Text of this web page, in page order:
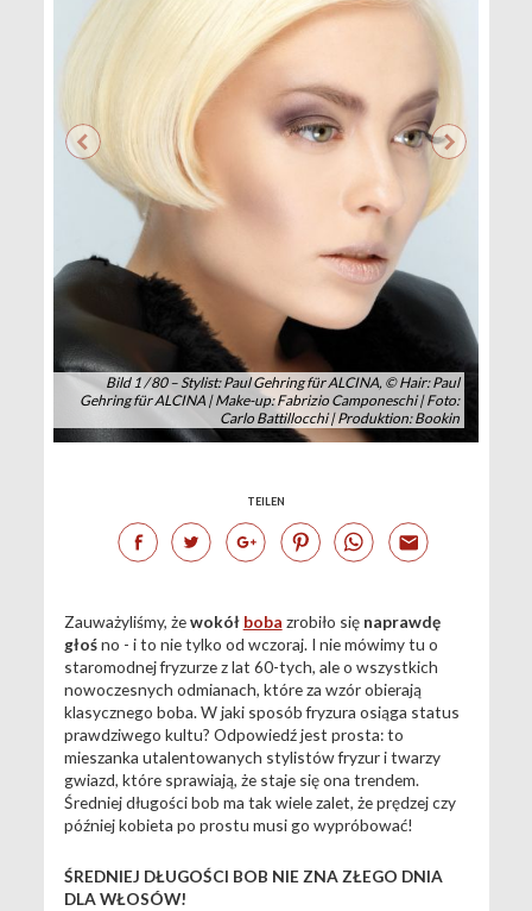
Bild 1 / 80 – Stylist: Paul Gehring für ALCINA, © Hair: Paul
Gehring für ALCINA | Make-up: Fabrizio Camponeschi | Foto:
Carlo Battillocchi | Produktion: Bookin
TEILEN
Zauważyliśmy, żewokół boba zrobiło się naprawdę
głośno - i to nie tylko od wczoraj. I nie mówimy tu o
staromodnej fryzurze z lat 60-tych, ale o wszystkich
nowoczesnych odmianach, które za wzór obierają
klasycznego boba. W jaki sposób fryzura osiąga status
prawdziwego kultu? Odpowiedź jest prosta: to
mieszanka utalentowanych stylistów fryzur i twarzy
gwiazd, które sprawiają, że staje się ona trendem.
Średniej długości bob ma tak wiele zalet, że prędzej czy
później kobieta po prostu musi go wypróbować!
ŚREDNIEJ DŁUGOŚCI BOB NIE ZNA ZŁEGO DNIA
DLA WŁOSÓW!